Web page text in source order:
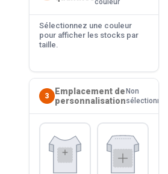
couleur
Sélectionnez une couleur
pour afficher les stocks par
taille.
3
Emplacement de
personnalisation
Non
sélectionné